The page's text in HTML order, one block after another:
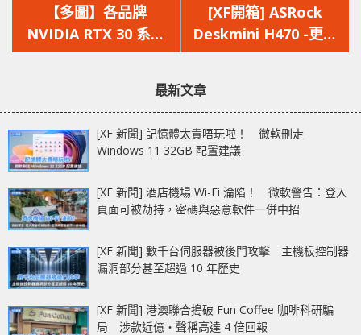
一
篇
文
【多圖】各品牌
NVIDIA RTX 30 系列
顯示卡外觀一覽 |
一
篇
文
[XF開箱] ASRock
Deskmini H470 -更多
USB接口 還支援超頻?
最新文章
[XF 新聞] 記憶體太貴唔玩啦！ 微軟刪走
Windows 11 32GB 配置建議
[XF 新聞] 酒店機場 Wi-Fi 淪陷！ 微軟警告：登入
頁面可被劫持，密碼與惡意軟件一併中招
[XF 新聞] 數千台伺服器被後門攻擊 主機板控制器
漏洞部分甚至超過 10 年歷史
[XF 新聞] 港澳聯合搗破 Fun Coffee 咖啡科研騙
局 涉款近億‧聲稱高達 4 倍回報